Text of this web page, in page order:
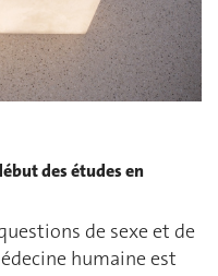
des études en
de sexe et de
humaine est